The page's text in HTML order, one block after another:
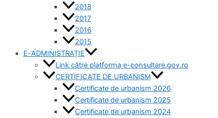
2018
2017
2016
2015
E-ADMINISTRAȚIE
Link către platforma e-consultare.gov.ro
CERTIFICATE DE URBANISM
Certificate de urbanism 2026
Certificate de urbanism 2025
Certificate de urbanism 2024